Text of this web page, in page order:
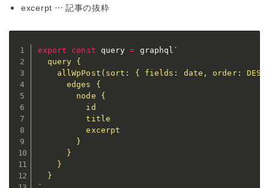
excerpt … 記事の抜粋
export const query = graphql `
  query {
allWpPost(sort: { fields: date, order: DESC
      edges {
        node {
          id
          title
          excerpt
        }
      }
    }